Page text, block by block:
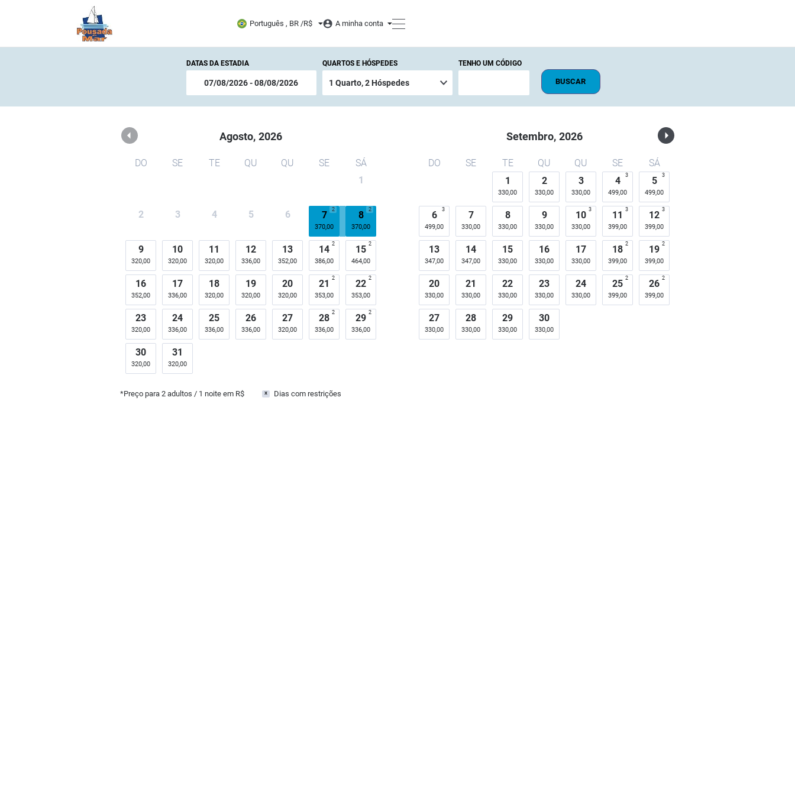
Pousada do Mar Português , BR /R$ A minha conta
DATAS DA ESTADIA QUARTOS E HÓSPEDES TENHO UM CÓDIGO
BUSCAR
Agosto, 2026
DO SE TE QU QU SE
SÁ
1
2 3 4 5 6 7
370,00
2 8
370,00
2
9
320,00
10
320,00
11
320,00
12
336,00
13
352,00
14
386,00
2 15
464,00
2
16
352,00
17
336,00
18
320,00
19
320,00
20
320,00
21
353,00
2 22
353,00
2
23
320,00
24
336,00
25
336,00
26
336,00
27
320,00
28
336,00
2 29
336,00
2
30
320,00
31
320,00
Setembro, 2026
DO SE TE QU QU SE
SÁ
1
330,00
2
330,00
3
330,00
4
499,00
3 5
499,00
3
6
499,00
3 7
330,00
8
330,00
9
330,00
10
330,00
3 11
399,00
3 12
399,00
3
13
347,00
14
347,00
15
330,00
16
330,00
17
330,00
18
399,00
2 19
399,00
2
20
330,00
21
330,00
22
330,00
23
330,00
24
330,00
25
399,00
2 26
399,00
2
27
330,00
28
330,00
29
330,00
30
330,00
*Preço para2 adultos / 1 noite em R$ x Dias com restrições